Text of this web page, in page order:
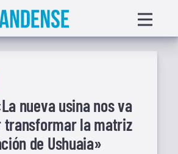
menu
nueva usina nos va
la matriz
de Ushuaia»